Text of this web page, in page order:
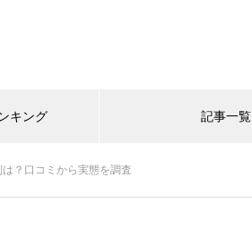
キング 記事一覧
？口コミから実態を調査